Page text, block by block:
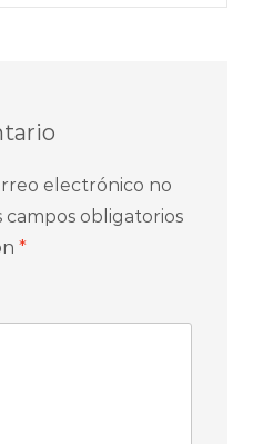
electrónico no
campos obligatorios
*